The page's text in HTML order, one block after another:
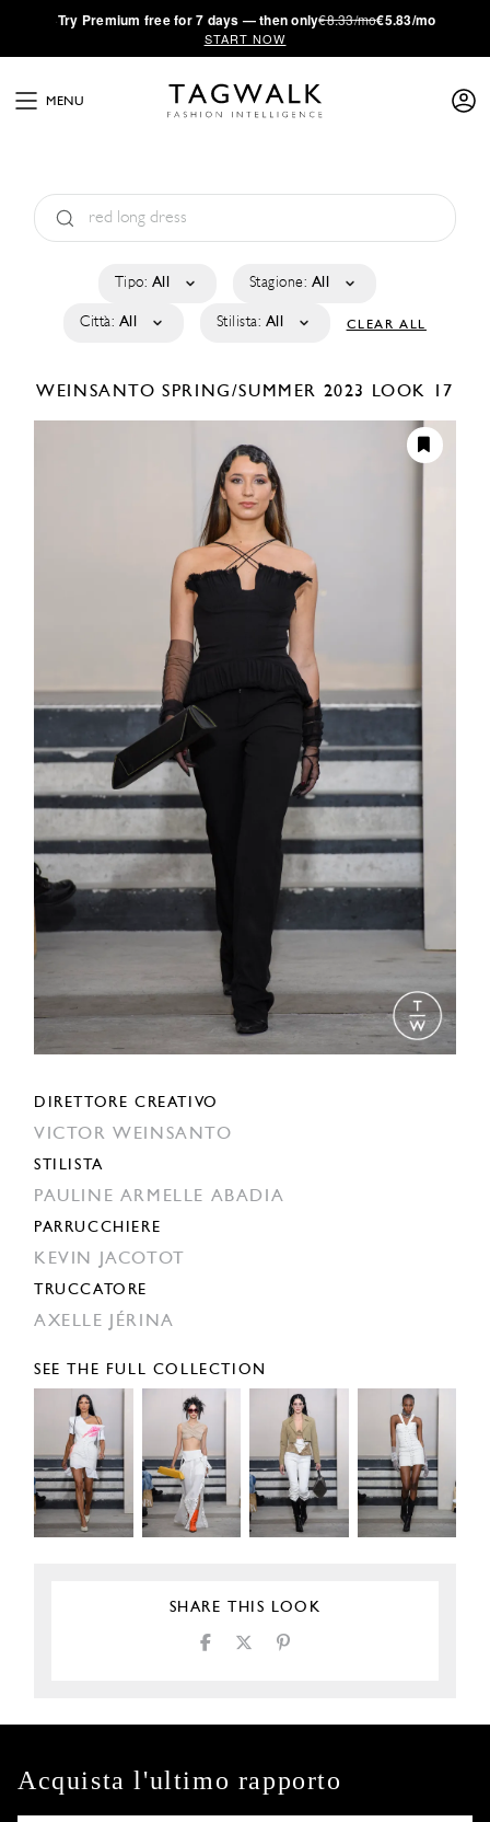
·Try Premium free for 7 days — then only€8.33/mo€5.83/mo
START NOW
MENU
Tipo: All Stagione: All
Città: All Stilista: All CLEAR ALL
WEINSANTOSPRING/SUMMER 2023 LOOK 17
DIRETTORE CREATIVO
VICTOR WEINSANTO
STILISTA
PAULINE ARMELLE ABADIA
PARRUCCHIERE
KEVIN JACOTOT
TRUCCATORE
AXELLE JÉRINA
SEE THE FULL COLLECTION
SHARE THIS LOOK
Acquista l'ultimo rapporto